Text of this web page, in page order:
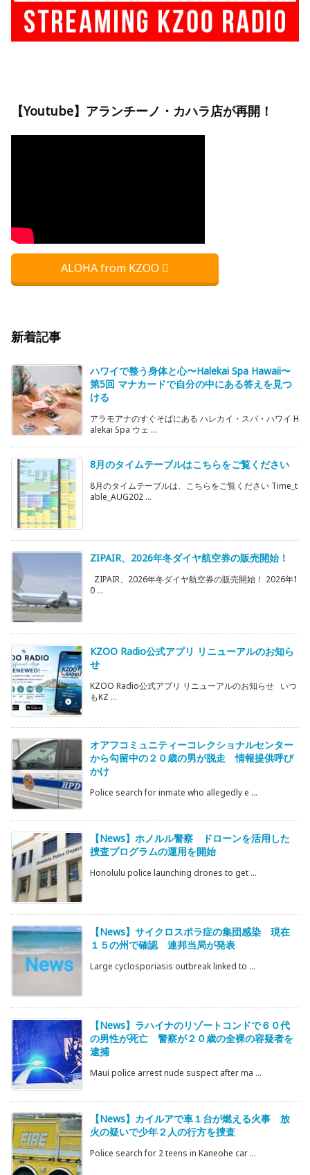
【Youtube】アランチーノ・カハラ店が再開！
ALOHA from KZOO
新着記事
ハワイで整う身体と心〜Halekai Spa Hawaii〜
第5回 マナカードで自分の中にある答えを見つ
ける
アラモアナのすぐそばにある ハレカイ・スパ・ハワイ H
alekai Spa ウェ ...
8月のタイムテーブルはこちらをご覧ください
8月のタイムテーブルは、こちらをご覧ください Time_t
able_AUG202 ...
ZIPAIR、2026年冬ダイヤ航空券の販売開始！
ZIPAIR、2026年冬ダイヤ航空券の販売開始！ 2026年1
0 ...
KZOO Radio公式アプリ リニューアルのお知ら
せ
KZOO Radio公式アプリ リニューアルのお知らせ いつ
もKZ ...
オアフコミュニティーコレクショナルセンター
から勾留中の２０歳の男が脱走 情報提供呼び
かけ
Police search for inmate who allegedly e ...
【News】ホノルル警察 ドローンを活用した
捜査プログラムの運用を開始
Honolulu police launching drones to get ...
【News】サイクロスポラ症の集団感染 現在
１５の州で確認 連邦当局が発表
Large cyclosporiasis outbreak linked to ...
【News】ラハイナのリゾートコンドで６０代
の男性が死亡 警察が２０歳の全裸の容疑者を
逮捕
Maui police arrest nude suspect after ma ...
【News】カイルアで車１台が燃える火事 放
火の疑いで少年２人の行方を捜査
Police search for 2 teens in Kaneohe car ...